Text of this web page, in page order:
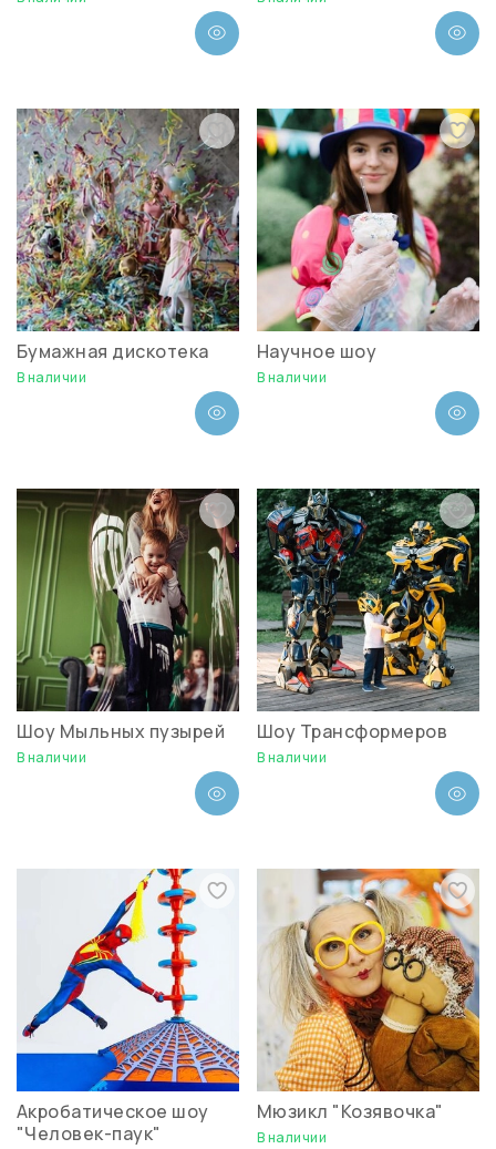
Бумажная дискотека
В наличии
Научное шоу
В наличии
Шоу Мыльных пузырей
В наличии
Шоу Трансформеров
В наличии
Акробатическое шоу
"Человек-паук"
Мюзикл "Козявочка"
В наличии